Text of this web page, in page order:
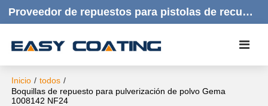
Proveedor de repuestos para pistolas de recubrimiento en polvo | Productos de calidad, respuesta rápida y atención al cliente amable.
Inicio / todos /
Boquillas de repuesto para pulverización de polvo Gema
1008142 NF24